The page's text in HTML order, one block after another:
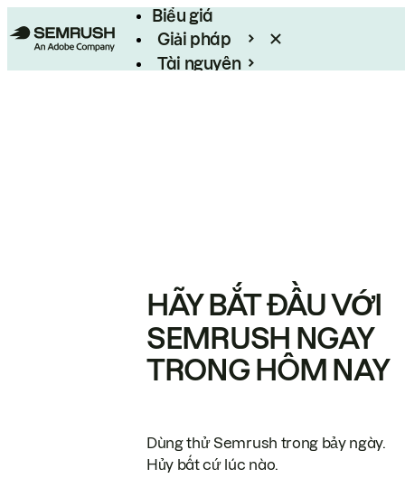
Biểu giá
Giải pháp
Tài nguyên
HÃY BẮT ĐẦU VỚI
SEMRUSH NGAY
TRONG HÔM NAY
Dùng thử Semrush trong bảy ngày.
Hủy bất cứ lúc nào.